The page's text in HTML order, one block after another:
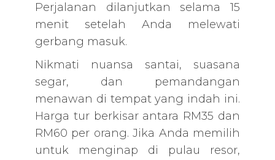
Perjalanan dilanjutkan selama 15
menit setelah Anda melewati
gerbang masuk.
Nikmati nuansa santai, suasana
segar, dan pemandangan
menawan di tempat yang indah ini.
Harga tur berkisar antara RM35 dan
RM60 per orang. Jika Anda memilih
untuk menginap di pulau resor,